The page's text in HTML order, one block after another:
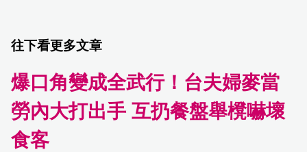
往下看更多文章
爆口角變成全武行！台夫婦麥當
勞內大打出手 互扔餐盤舉櫈嚇壞
食客